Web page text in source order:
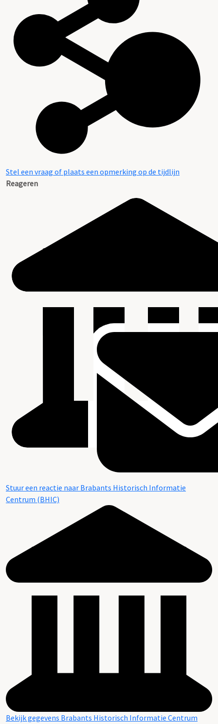
Stel een vraag of plaats een opmerking op de tijdlijn
Reageren
Stuur een reactie naar Brabants Historisch Informatie
Centrum (BHIC)
Bekijk gegevens Brabants Historisch Informatie Centrum